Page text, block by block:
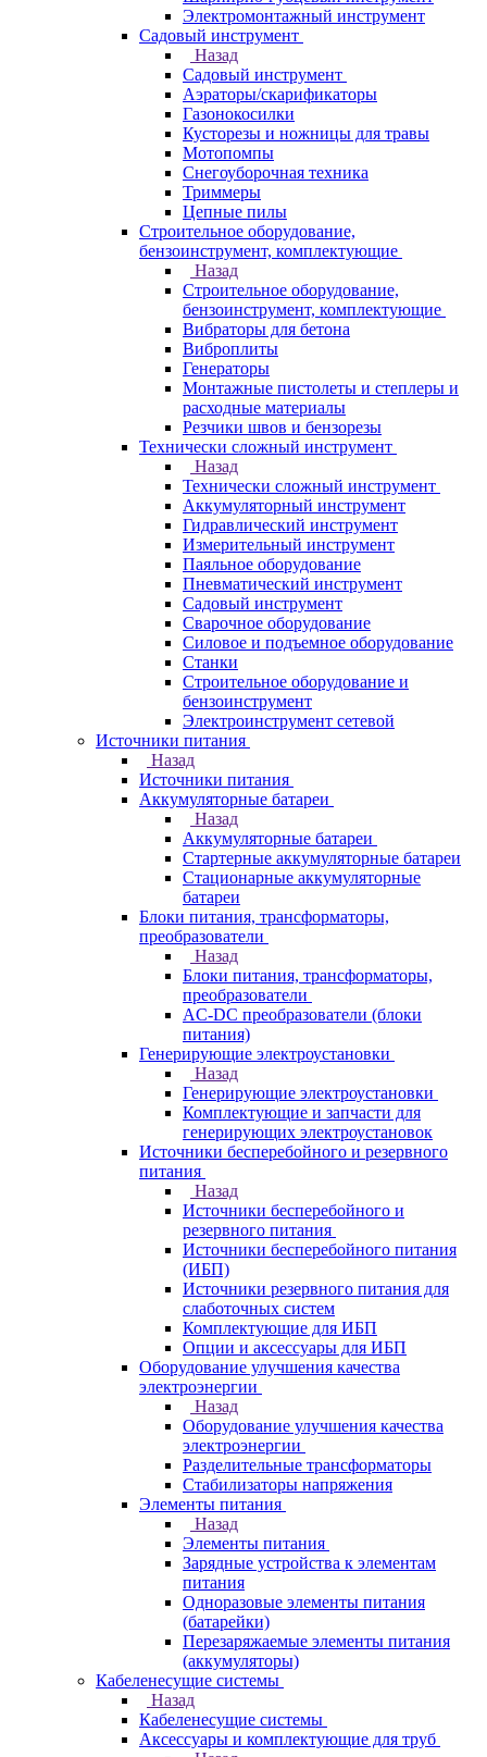
Электромонтажный инструмент
Садовый инструмент
Назад
Садовый инструмент
Аэраторы/скарификаторы
Газонокосилки
Кусторезы и ножницы для травы
Мотопомпы
Снегоуборочная техника
Триммеры
Цепные пилы
Строительное оборудование,
бензоинструмент, комплектующие
Назад
Строительное оборудование,
бензоинструмент, комплектующие
Вибраторы для бетона
Виброплиты
Генераторы
Монтажные пистолеты и степлеры и
расходные материалы
Резчики швов и бензорезы
Технически сложный инструмент
Назад
Технически сложный инструмент
Аккумуляторный инструмент
Гидравлический инструмент
Измерительный инструмент
Паяльное оборудование
Пневматический инструмент
Садовый инструмент
Сварочное оборудование
Силовое и подъемное оборудование
Станки
Строительное оборудование и
бензоинструмент
Электроинструмент сетевой
Источники питания
Назад
Источники питания
Аккумуляторные батареи
Назад
Аккумуляторные батареи
Стартерные аккумуляторные батареи
Стационарные аккумуляторные
батареи
Блоки питания, трансформаторы,
преобразователи
Назад
Блоки питания, трансформаторы,
преобразователи
AC-DC преобразователи (блоки
питания)
Генерирующие электроустановки
Назад
Генерирующие электроустановки
Комплектующие и запчасти для
генерирующих электроустановок
Источники бесперебойного и резервного
питания
Назад
Источники бесперебойного и
резервного питания
Источники бесперебойного питания
(ИБП)
Источники резервного питания для
слаботочных систем
Комплектующие для ИБП
Опции и аксессуары для ИБП
Оборудование улучшения качества
электроэнергии
Назад
Оборудование улучшения качества
электроэнергии
Разделительные трансформаторы
Стабилизаторы напряжения
Элементы питания
Назад
Элементы питания
Зарядные устройства к элементам
питания
Одноразовые элементы питания
(батарейки)
Перезаряжаемые элементы питания
(аккумуляторы)
Кабеленесущие системы
Назад
Кабеленесущие системы
Аксессуары и комплектующие для труб